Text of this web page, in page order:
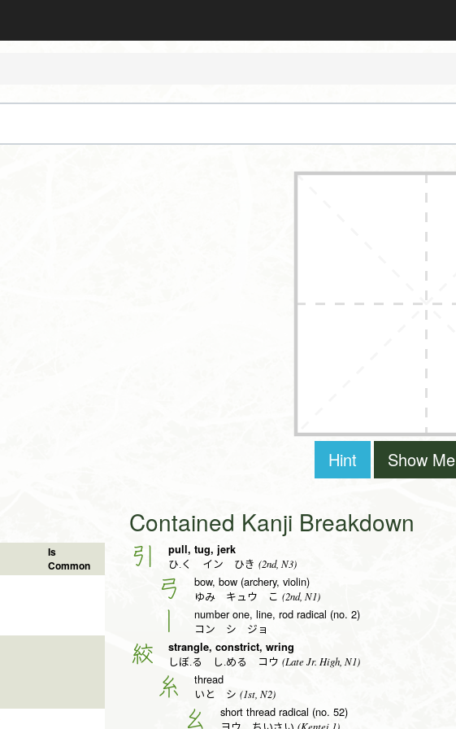
Hint Show Me
Is
Common
Contained Kanji Breakdown
引 pull, tug, jerk
ひ.く イン ひき (2nd, N3)
弓 bow, bow (archery, violin)
ゆみ キュウ こ (2nd, N1)
number one, line, rod radical (no. 2)
コン シ ジョ
絞 strangle, constrict, wring
しぼ.る し.める コウ (Late Jr. High, N1)
糸 thread
いと シ (1st, N2)
幺 short thread radical (no. 52)
(Kentei 1)